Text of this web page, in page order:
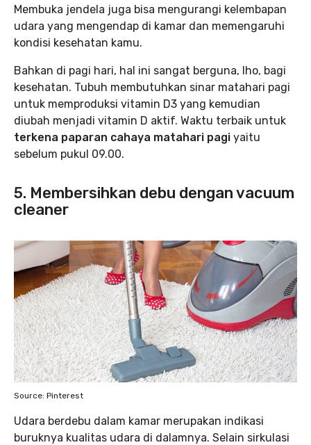
Membuka jendela juga bisa mengurangi kelembapan
udara yang mengendap di kamar dan memengaruhi
kondisi kesehatan kamu.
Bahkan di pagi hari, hal ini sangat berguna, lho, bagi
kesehatan. Tubuh membutuhkan sinar matahari pagi
untuk memproduksi vitamin D3 yang kemudian
diubah menjadi vitamin D aktif. Waktu terbaik untuk
terkena paparan cahaya matahari pagi yaitu
sebelum pukul 09.00.
5. Membersihkan debu dengan vacuum
cleaner
Source: Pinterest
Udara berdebu dalam kamar merupakan indikasi
buruknya kualitas udara di dalamnya. Selain sirkulasi